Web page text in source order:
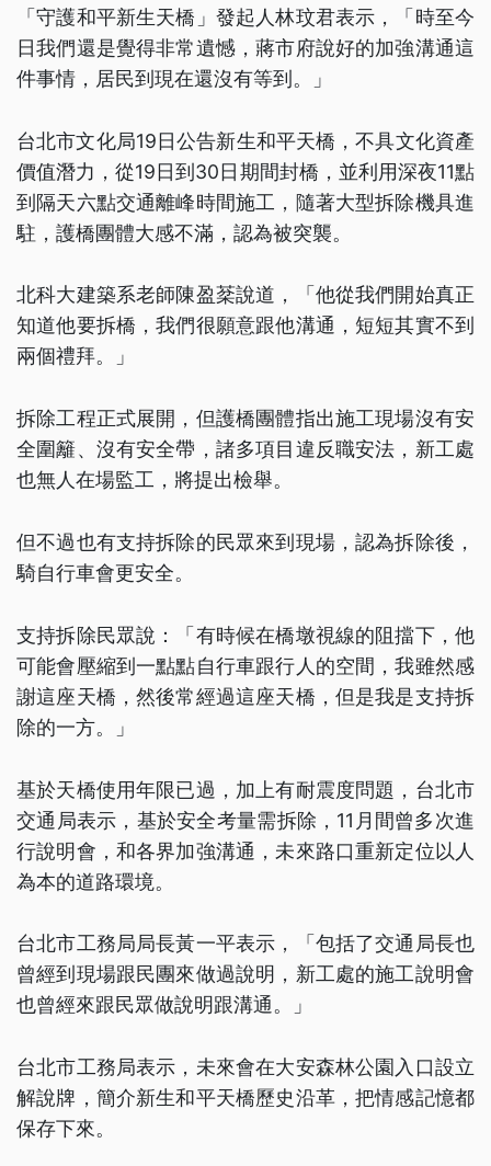
「守護和平新生天橋」發起人林玟君表示，「時至今
日我們還是覺得非常遺憾，蔣市府說好的加強溝通這
件事情，居民到現在還沒有等到。」
台北市文化局19日公告新生和平天橋，不具文化資產
價值潛力，從19日到30日期間封橋，並利用深夜11點
到隔天六點交通離峰時間施工，隨著大型拆除機具進
駐，護橋團體大感不滿，認為被突襲。
北科大建築系老師陳盈棻說道，「他從我們開始真正
知道他要拆橋，我們很願意跟他溝通，短短其實不到
兩個禮拜。」
拆除工程正式展開，但護橋團體指出施工現場沒有安
全圍籬、沒有安全帶，諸多項目違反職安法，新工處
也無人在場監工，將提出檢舉。
但不過也有支持拆除的民眾來到現場，認為拆除後，
騎自行車會更安全。
支持拆除民眾說：「有時候在橋墩視線的阻擋下，他
可能會壓縮到一點點自行車跟行人的空間，我雖然感
謝這座天橋，然後常經過這座天橋，但是我是支持拆
除的一方。」
基於天橋使用年限已過，加上有耐震度問題，台北市
交通局表示，基於安全考量需拆除，11月間曾多次進
行說明會，和各界加強溝通，未來路口重新定位以人
為本的道路環境。
台北市工務局局長黃一平表示，「包括了交通局長也
曾經到現場跟民團來做過說明，新工處的施工說明會
也曾經來跟民眾做說明跟溝通。」
台北市工務局表示，未來會在大安森林公園入口設立
解說牌，簡介新生和平天橋歷史沿革，把情感記憶都
保存下來。